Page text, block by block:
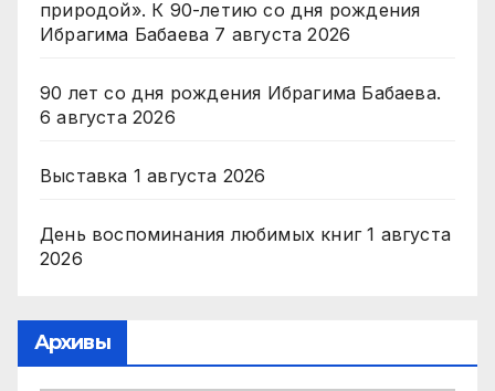
природой». К 90-летию со дня рождения
Ибрагима Бабаева 7 августа 2026
90 лет со дня рождения Ибрагима Бабаева.
6 августа 2026
Выставка 1 августа 2026
День воспоминания любимых книг 1 августа
2026
Архивы